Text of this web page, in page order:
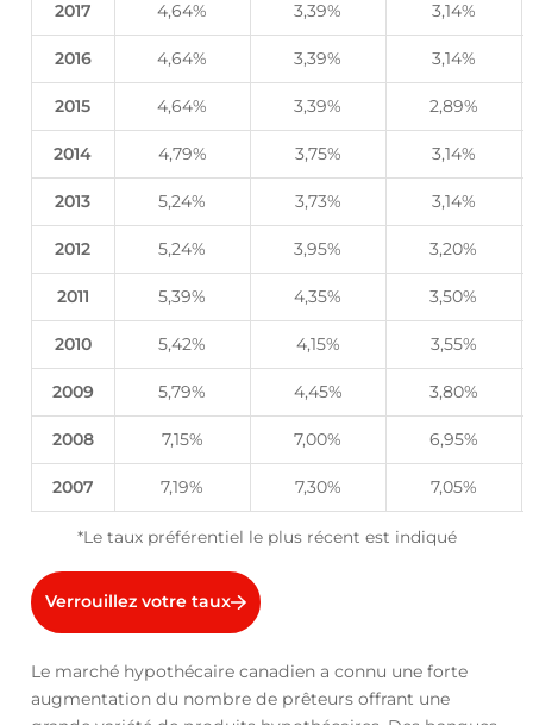
2017 4,64% 3,39% 3,14%
2016 4,64% 3,39% 3,14%
2015 4,64% 3,39% 2,89%
2014 4,79% 3,75% 3,14%
2013 5,24% 3,73% 3,14%
2012 5,24% 3,95% 3,20%
2011 5,39% 4,35% 3,50%
2010 5,42% 4,15% 3,55%
2009 5,79% 4,45% 3,80%
2008 7,15% 7,00% 6,95%
2007 7,19% 7,30% 7,05%
*Le taux préférentiel le plus récent est indiqué
Verrouillez votre taux
Le marché hypothécaire canadien a connu une forte
augmentation du nombre de prêteurs offrant une